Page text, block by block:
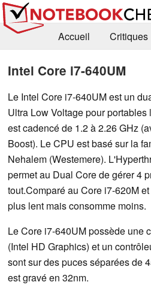
Accueil Critiques
Intel Core i7-640UM
Le Intel Core i7-640UM est un
Ultra Low Voltage pour portables
est cadencé de 1.2 à 2.26 GHz
Boost). Le CPU est basé sur la
Nehalem (Westemere).
permet au Dual Core de gérer 4
tout.Comparé au Core i7-620M
plus lent mais consomme moins.
Le Core i7-640UM possède une
(Intel HD Graphics) et un
sont sur des puces séparées de
est gravé en 32nm.